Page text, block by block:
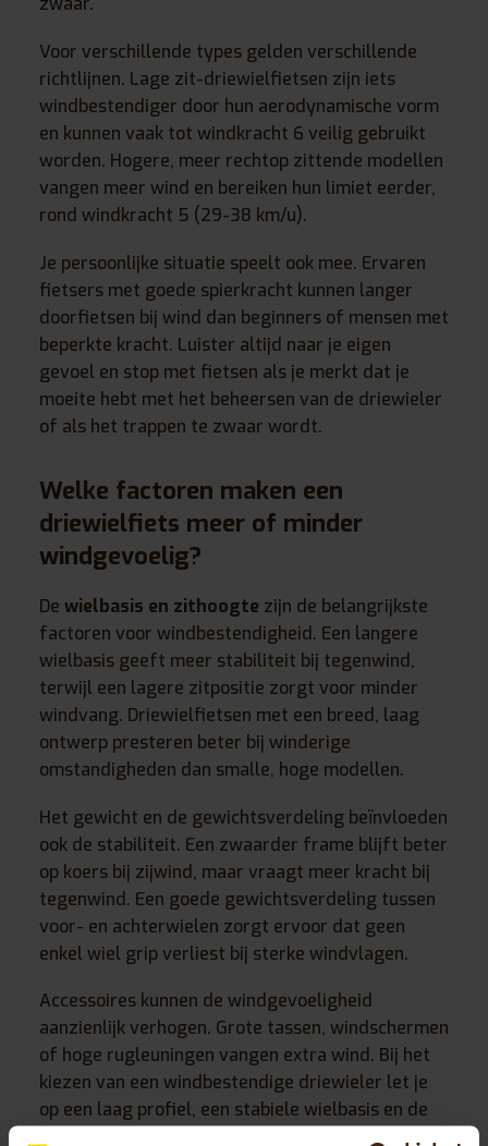
Voor verschillende types gelden verschillende
richtlijnen. Lage zit-driewielfietsen zijn iets
windbestendiger door hun aerodynamische vorm
en kunnen vaak tot windkracht 6 veilig gebruikt
worden. Hogere, meer rechtop zittende modellen
vangen meer wind en bereiken hun limiet eerder,
rond windkracht 5 (29-38 km/u).
Je persoonlijke situatie speelt ook mee. Ervaren
fietsers met goede spierkracht kunnen langer
doorfietsen bij wind dan beginners of mensen met
beperkte kracht. Luister altijd naar je eigen
gevoel en stop met fietsen als je merkt dat je
moeite hebt met het beheersen van de driewieler
of als het trappen te zwaar wordt.
Welke factoren maken een
driewielfiets meer of minder
windgevoelig?
De wielbasis en zithoogte zijn de belangrijkste
factoren voor windbestendigheid. Een langere
wielbasis geeft meer stabiliteit bij tegenwind,
terwijl een lagere zitpositie zorgt voor minder
windvang. Driewielfietsen met een breed, laag
ontwerp presteren beter bij winderige
omstandigheden dan smalle, hoge modellen.
Het gewicht en de gewichtsverdeling beïnvloeden
ook de stabiliteit. Een zwaarder frame blijft beter
op koers bij zijwind, maar vraagt meer kracht bij
tegenwind. Een goede gewichtsverdeling tussen
voor- en achterwielen zorgt ervoor dat geen
enkel wiel grip verliest bij sterke windvlagen.
Accessoires kunnen de windgevoeligheid
aanzienlijk verhogen. Grote tassen, windschermen
of hoge rugleuningen vangen extra wind. Bij het
kiezen van een windbestendige driewieler let je
op een laag profiel, een stabiele wielbasis en de
mogelijkheid om accessoires weg te klappen of af